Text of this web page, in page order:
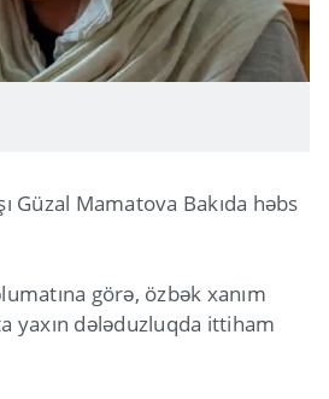
Güzal Mamatova Bakıda həbs
görə, özbək xanım
yaxın dələduzluqda ittiham